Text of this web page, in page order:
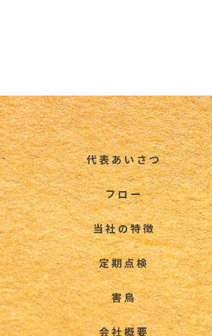
代表あいさつ
フロー
当社の特徴
定期点検
害鳥
会社概要